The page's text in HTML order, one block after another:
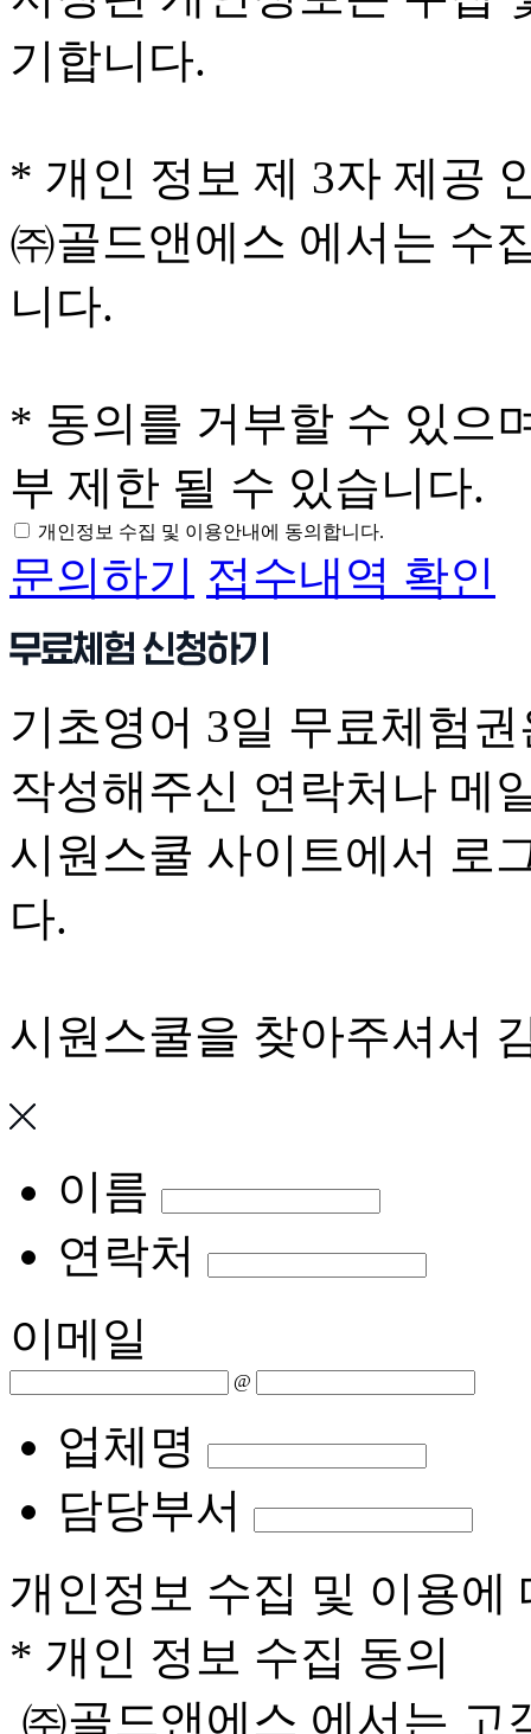
기합니다.
* 개인 정보 제 3자 제공
㈜골드앤에스 에서는 수
니다.
* 동의를 거부할 수 있으
부 제한 될 수 있습니다.
개인정보 수집 및 이용안내에 동의합니다.
문의하기 접수내역 확인
기초영어 3일 무료체험권
작성해주신 연락처나 메
시원스쿨 사이트에서 로
다.
시원스쿨을 찾아주셔서
이름
연락처
이메일
@
업체명
담당부서
개인정보 수집 및 이용에
* 개인 정보 수집 동의
㈜골드앤에스 에서는 고